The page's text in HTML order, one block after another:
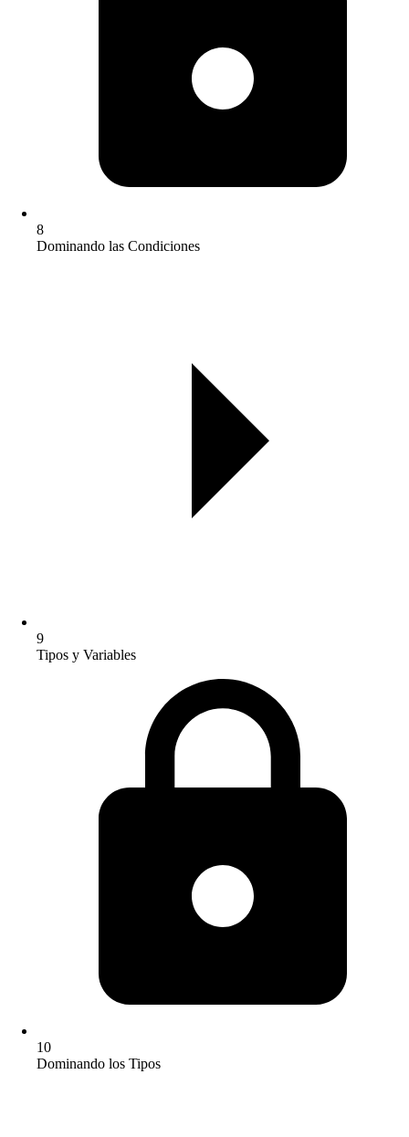
8
Dominando las Condiciones
9
Tipos y Variables
10
Dominando los Tipos